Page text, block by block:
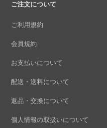
ご注文について
ご利用規約
会員規約
お支払いについて
配送・送料について
返品・交換について
個人情報の取扱いについて